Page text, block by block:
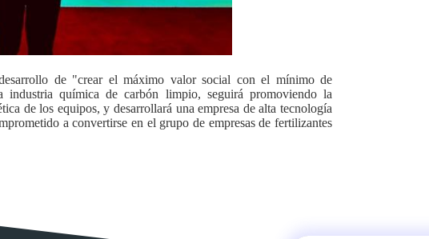
de "crear el máximo valor social con el mínimo de
química de carbón limpio, seguirá promoviendo la
de los equipos, y desarrollará una empresa de alta tecnología
a convertirse en el grupo de empresas de fertilizantes